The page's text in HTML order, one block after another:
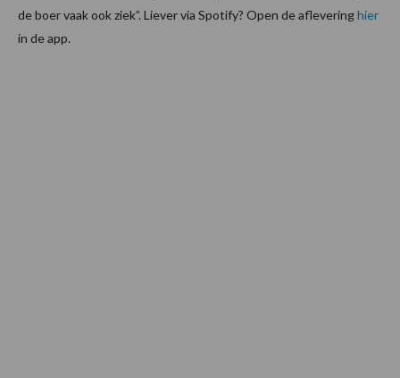
de boer vaak ook ziek”. Liever via Spotify? Open de afleveringhier
in de app.